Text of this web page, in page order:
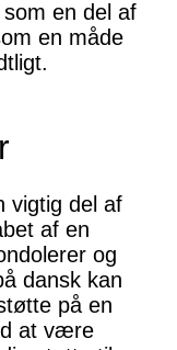
en del af
en måde
vigtig del af
af en
og
dansk kan
på en
at være